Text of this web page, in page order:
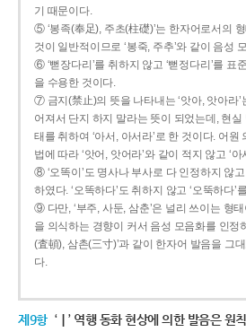
기 때문이다.
⑤ ‘봉족(奉足), 주초(柱礎)’는 한자어로서의
것이 일반적이므로 ‘봉죽, 주추’와 같이 음성
⑥ ‘뻗장다리’를 취하지 않고 ‘뻗정다리’를 표
을 수용한 것이다.
⑦ 금지(禁止)의 뜻을 나타내는 ‘앗아, 앗아라’
어져서 단지 하지 말라는 뜻이 되었는데, 현실
태를 취하여 ‘아서, 아서라’로 한 것이다. 어원
법에 따라 ‘앗어, 앗어라’와 같이 적지 않고 ‘
⑧ ‘오똑이’도 명사나 부사로 다 인정하지 않고
하였다. ‘오똑하다’도 취하지 않고 ‘오뚝하다’
⑨ 다만, ‘부주, 사둔, 삼춘’은 널리 쓰이는 형
을 의식하는 경향이 커서 음성 모음화를 인정
(査頓), 삼촌(三寸)’과 같이 한자어 발음을 그
다.
제9항 ‘ㅣ’ 역행 동화 현상에 의한 발음은 원